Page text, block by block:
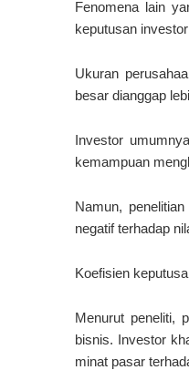
Fenomena lain
keputusan
Ukuran
besar dianggap
Investor
kemampuan
Namun,
negatif terhadap
Koefisien
Menurut peneliti,
bisnis. Investor
minat pasar